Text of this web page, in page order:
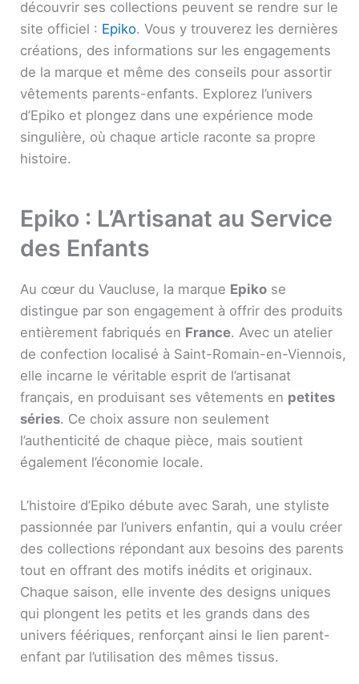
découvrir ses collections peuvent se rendre sur le
site officiel : Epiko. Vous y trouverez les dernières
créations, des informations sur les engagements
de la marque et même des conseils pour assortir
vêtements parents-enfants. Explorez l’univers
d’Epiko et plongez dans une expérience mode
singulière, où chaque article raconte sa propre
histoire.
Epiko : L’Artisanat au Service
des Enfants
Au cœur du Vaucluse, la marque Epiko se
distingue par son engagement à offrir des produits
entièrement fabriqués en France. Avec un atelier
de confection localisé à Saint-Romain-en-Viennois,
elle incarne le véritable esprit de l’artisanat
français, en produisant ses vêtements en petites
séries. Ce choix assure non seulement
l’authenticité de chaque pièce, mais soutient
également l’économie locale.
L’histoire d’Epiko débute avec Sarah, une styliste
passionnée par l’univers enfantin, qui a voulu créer
des collections répondant aux besoins des parents
tout en offrant des motifs inédits et originaux.
Chaque saison, elle invente des designs uniques
qui plongent les petits et les grands dans des
univers féériques, renforçant ainsi le lien parent-
enfant par l’utilisation des mêmes tissus.